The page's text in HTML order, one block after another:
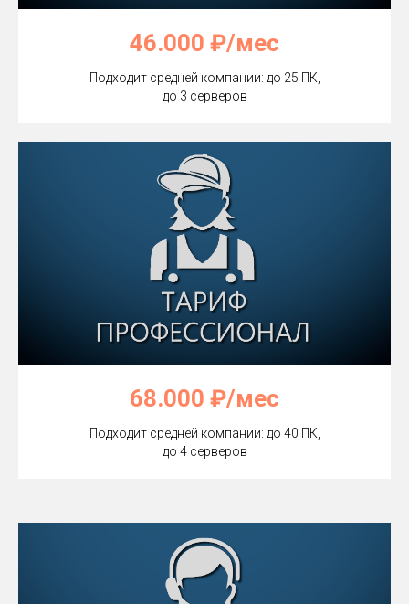
46.000 ₽/мес
Подходит средней компании: до 25 ПК,
до 3 серверов
68.000 ₽/мес
Подходит средней компании: до 40 ПК,
до 4 серверов